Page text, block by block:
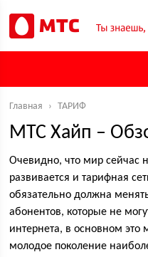
Главная › ТАРИФ
МТС Хайп –
Очевидно, что мир сейчас
развивается и тарифная
обязательно должна
абонентов, которые не
интернета, в основном
молодое поколение